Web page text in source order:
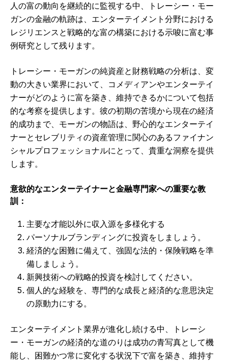
人の富の動向を継続的に監視する中、トレーシー・モー
ガンの金融の軌跡は、エンターテイメント分野における
レジリエンスと戦略的な富の構築における示唆に富む事
例研究として残ります。
トレーシー・モーガンの純資産と財務戦略の分析は、変
動の大きい業界において、コメディアンやエンターテイ
ナーがどのように富を築き、維持できるかについて包括
的な考察を提供します。彼の初期の苦境から現在の経済
的成功まで、モーガンの物語は、野心的なエンターテイ
ナーとセレブリティの資産管理に関心のあるファイナン
シャルプロフェッショナルにとって、貴重な洞察を提供
します。
意欲的なエンターテイナーと金融専門家への重要な教
訓：
主要な才能以外に収入源を多様化する
パーソナルブランディングに投資をしましょう。
経済的な困難に備えて、強固な法的・保険戦略を準
備しましょう。
新興技術への戦略的投資を検討してください。
個人的な経験を、専門的な成長と経済的な意思決定
の原動力にする。
エンターテイメント業界が進化し続ける中、トレーシ
ー・モーガンの経済的な道のりは成功の青写真として機
能し、困難かつ常に変化する状況下で富を築き、維持す